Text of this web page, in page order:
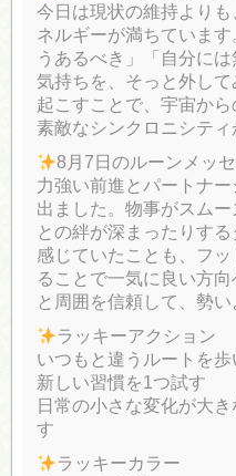
今日は現状の維持より
ネルギーが満ちていま
うあるべき」「自分に
気持ちを、そっと外し
起こすことで、宇宙か
素敵なシンクロニシティ
8月7日のルーンメッ
力強い前進とパートナ
出ました。物事がスム
との絆が深まったりす
感じていたことも、フ
ることで一気に良い方
と周囲を信頼して、勢
ラッキーアクション
いつもと違うルートを歩
新しい習慣を1つ試す
日常の小さな変化が大
す
ラッキーカラー